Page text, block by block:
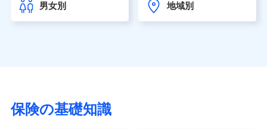
東京海上日動あんしん生命保険株式会社
（https://www.tmn-anshin.co.jp/）
マニュライフ生命保険株式会社
（https://www.manulife.co.jp/）
男女別 地域別
保険の基礎知識